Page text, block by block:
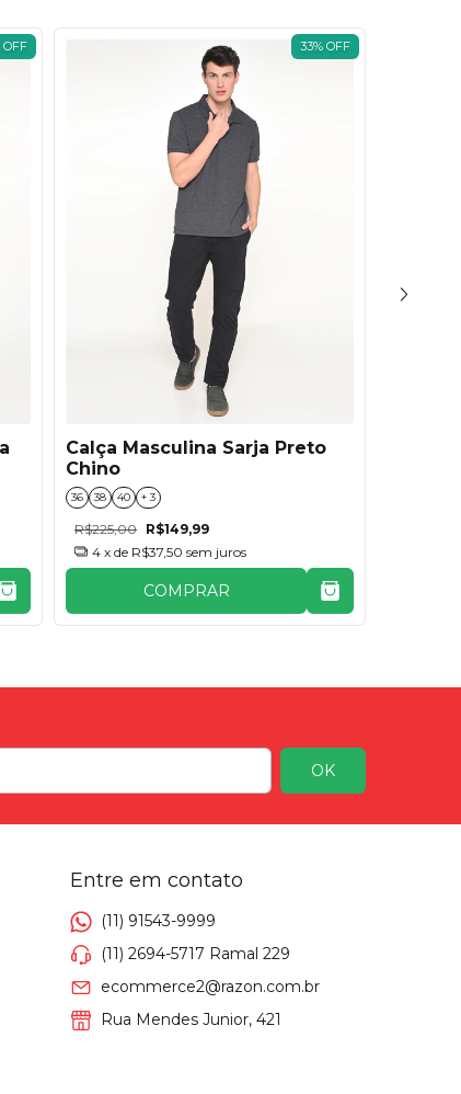
OFF 33% OFF
Calça Masculina Sarja Preto
Chino
36 38 40 + 3
R$225,00 R$149,99
4 x de R$37,50 sem juros
COMPRAR
Entre em contato
(11) 91543-9999
(11) 2694-5717 Ramal 229
ecommerce2@razon.com.br
Rua Mendes Junior, 421